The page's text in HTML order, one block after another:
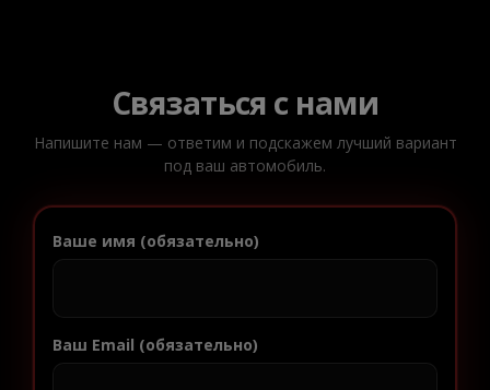
Связаться с нами
Напишите нам — ответим и подскажем лучший вариант
под ваш автомобиль.
Ваше имя (обязательно)
Ваш Email (обязательно)